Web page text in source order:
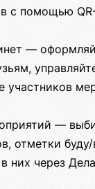
с помощью
—
участников
—
отметки
них через